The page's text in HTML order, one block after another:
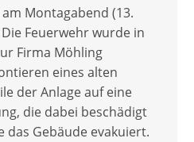
Montagabend (13.
Feuerwehr wurde in
Firma Möhling
eines alten
der Anlage auf eine
die dabei beschädigt
Gebäude evakuiert.